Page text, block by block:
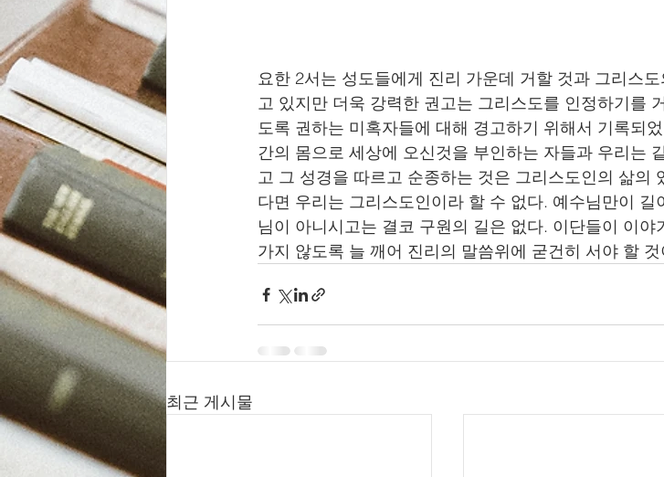
요한 2서는 성도들에게 진리 가운데 거할 것과 그리스
고 있지만 더욱 강력한 권고는 그리스도를 인정하기를
도록 권하는 미혹자들에 대해 경고하기 위해서 기록되
간의 몸으로 세상에 오신것을 부인하는 자들과 우리는
고 그 성경을 따르고 순종하는 것은 그리스도인의 삶의
다면 우리는 그리스도인이라 할 수 없다. 예수님만이
님이 아니시고는 결코 구원의 길은 없다. 이단들이 이
가지 않도록 늘 깨어 진리의 말씀위에 굳건히 서야 할 것
최근 게시물